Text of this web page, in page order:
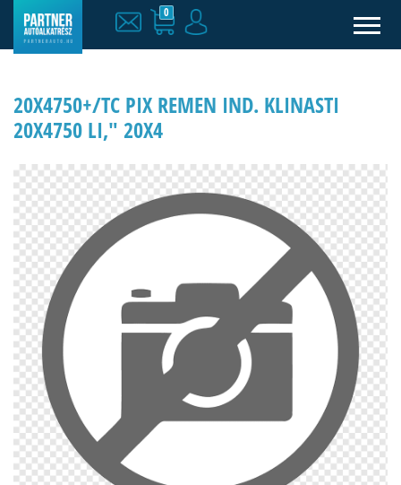
0
20X4750+/TC PIX REMEN IND. KLINASTI
20X4750 LI," 20X4